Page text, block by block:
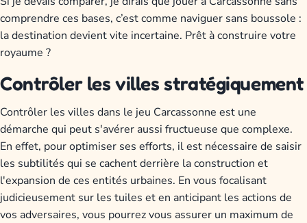
comprendre ces bases, c’est comme naviguer sans boussole :
la destination devient vite incertaine. Prêt à construire votre
royaume ?
Contrôler les villes stratégiquement
Contrôler les villes dans le jeu Carcassonne est une
démarche qui peut s'avérer aussi fructueuse que complexe.
En effet, pour optimiser ses efforts, il est nécessaire de saisir
les subtilités qui se cachent derrière la construction et
l'expansion de ces entités urbaines. En vous focalisant
judicieusement sur les tuiles et en anticipant les actions de
vos adversaires, vous pourrez vous assurer un maximum de